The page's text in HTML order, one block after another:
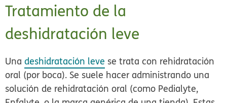
Tratamiento de la
deshidratación leve
Unadeshidratación leve se trata con rehidratación
oral (por boca). Se suele haceradministrando una
solución de rehidratación oral (como Pedialyte,